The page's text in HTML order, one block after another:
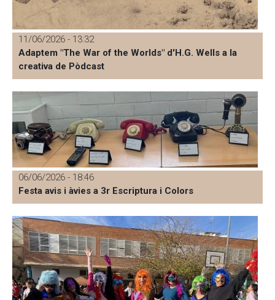
11/06/2026 - 13:32
Adaptem "The War of the Worlds" d'H.G. Wells a la
creativa de Pòdcast
06/06/2026 - 18:46
Festa avis i àvies a 3r Escriptura i Colors